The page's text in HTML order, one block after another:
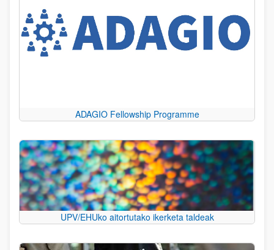
ADAGIO Fellowship Programme
UPV/EHUko aitortutako ikerketa taldeak